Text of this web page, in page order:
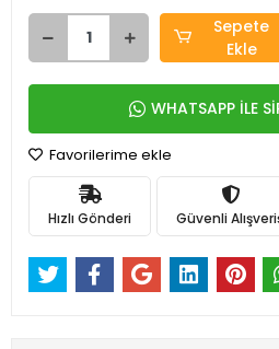
Sepete
Ekle
WHATSAPP İLE
Favorilerime ekle
Hızlı Gönderi Güvenli